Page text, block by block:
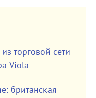
торговой сети
Viola
британская